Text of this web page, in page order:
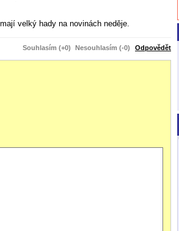
velký hady na novinách neděje.
Souhlasím (+0) Nesouhlasím (-0) Odpovědět